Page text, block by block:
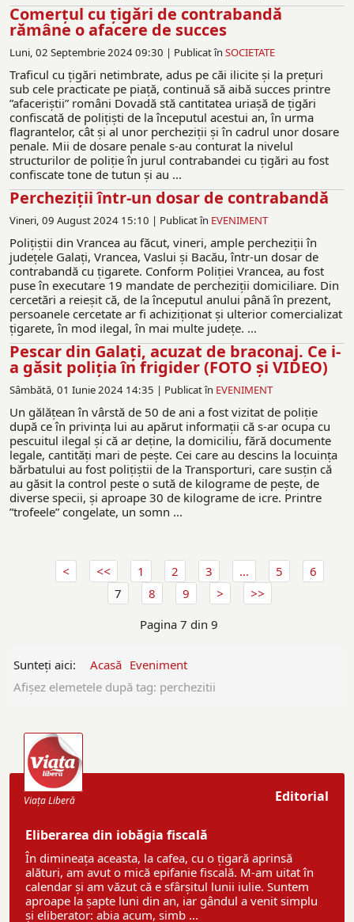
Comerțul cu țigări de contrabandă
rămâne o afacere de succes
Luni, 02 Septembrie 2024 09:30 | Publicat în SOCIETATE
Traficul cu țigări netimbrate, adus pe căi ilicite și la prețuri
sub cele practicate pe piață, continuă să aibă succes printre
”afaceriștii” români Dovadă stă cantitatea uriașă de țigări
confiscată de polițiști de la începutul acestui an, în urma
flagrantelor, cât și al unor percheziții și în cadrul unor dosare
penale. Mii de dosare penale s-au conturat la nivelul
structurilor de poliție în jurul contrabandei cu țigări au fost
confiscate tone de tutun și au ...
Percheziţii într-un dosar de contrabandă
Vineri, 09 August 2024 15:10 | Publicat în EVENIMENT
Poliţiştii din Vrancea au făcut, vineri, ample percheziţii în
judeţele Galaţi, Vrancea, Vaslui şi Bacău, într-un dosar de
contrabandă cu ţigarete. Conform Poliţiei Vrancea, au fost
puse în executare 19 mandate de percheziţii domiciliare. Din
cercetări a reieşit că, de la începutul anului până în prezent,
persoanele cercetate ar fi achiziţionat şi ulterior comercializat
ţigarete, în mod ilegal, în mai multe judeţe. ...
Pescar din Galați, acuzat de braconaj. Ce i-
a găsit poliția în frigider (FOTO și VIDEO)
Sâmbătă, 01 Iunie 2024 14:35 | Publicat în EVENIMENT
Un gălățean în vârstă de 50 de ani a fost vizitat de poliție
după ce în privința lui au apărut informații că s-ar ocupa cu
pescuitul ilegal și că ar deține, la domiciliu, fără documente
legale, cantități mari de pește. Cei care au descins la locuința
bărbatului au fost polițiștii de la Transporturi, care susțin că
au găsit la control peste o sută de kilograme de pește, de
diverse specii, și aproape 30 de kilograme de icre. Printre
”trofeele” congelate, un somn ...
1 2 3 ... 5
6
7
8
9
Pagina 7 din 9
Sunteți aici: Acasă Eveniment
Afişez elemetele după tag: perchezitii
Editorial
Viaţa Liberă
Eliberarea din iobăgia fiscală
În dimineața aceasta, la cafea, cu o țigară aprinsă
alături, am avut o mică epifanie fiscală. M-am uitat în
calendar și am văzut că e sfârșitul lunii iulie. Suntem
aproape la șapte luni din an, iar gândul a venit simplu
și eliberator: abia acum, simb ...